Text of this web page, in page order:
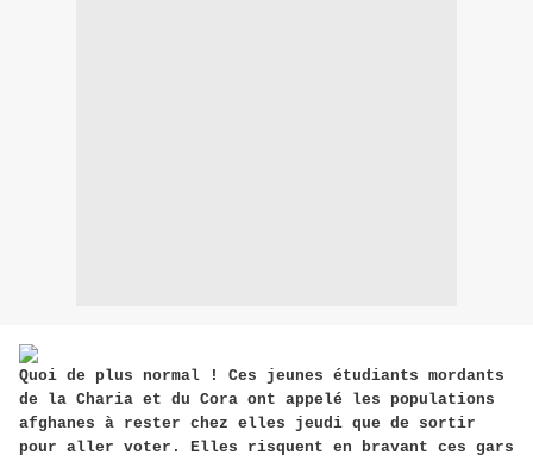
Quoi de plus normal ! Ces jeunes étudiants mordants
de la Charia et du Cora ont appelé les populations
afghanes à rester chez elles jeudi que de sortir
pour aller voter. Elles risquent en bravant ces gars